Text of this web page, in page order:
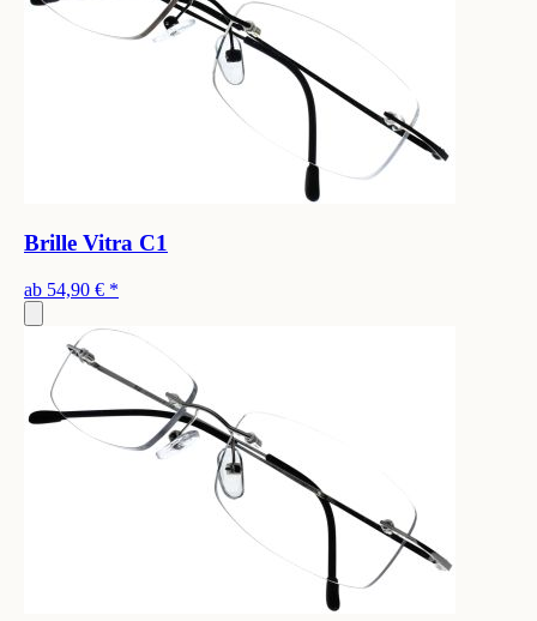
Brille Vitra C1
ab 54,90 € *